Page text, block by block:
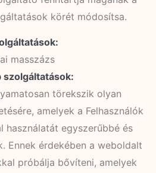
körét módosítsa.
masszázs
szolgáltatások:
törekszik olyan
amelyek a Felhasználók
használatát egyszerűbbé és
Ennek érdekében a weboldalt
próbálja bővíteni, amelyek